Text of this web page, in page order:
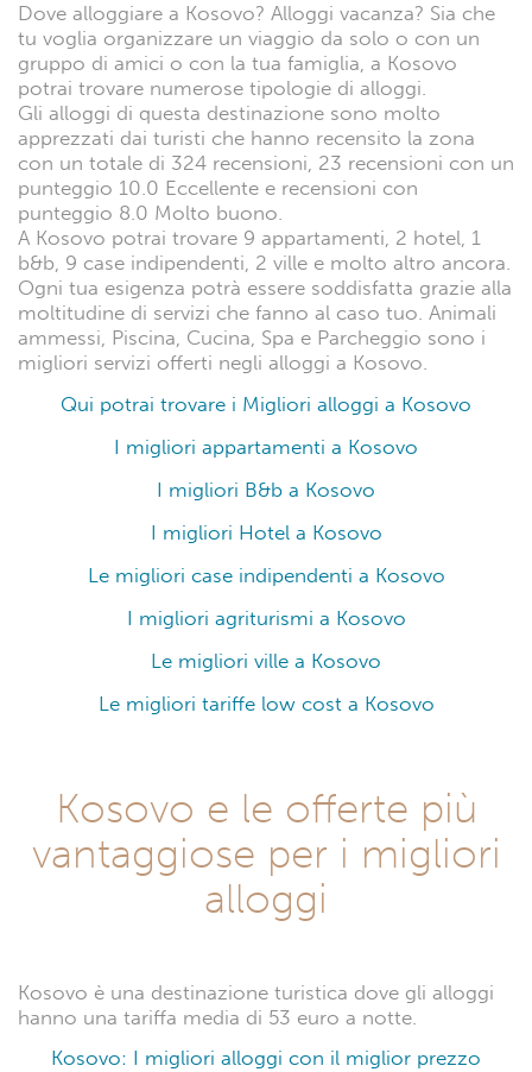
Dove alloggiare a Kosovo? Alloggi vacanza? Sia che
tu voglia organizzare un viaggio da solo o con un
gruppo di amici o con la tua famiglia, a Kosovo
potrai trovare numerose tipologie di alloggi.
Gli alloggi di questa destinazione sono molto
apprezzati dai turisti che hanno recensito la zona
con un totale di 324 recensioni, 23 recensioni con un
punteggio 10.0 Eccellente e recensioni con
punteggio 8.0 Molto buono.
A Kosovo potrai trovare 9 appartamenti, 2 hotel, 1
b&b, 9 case indipendenti, 2 ville e molto altro ancora.
Ogni tua esigenza potrà essere soddisfatta grazie alla
moltitudine di servizi che fanno al caso tuo. Animali
ammessi, Piscina, Cucina, Spa e Parcheggio sono i
migliori servizi offerti negli alloggi a Kosovo.
Qui potrai trovare i Migliori alloggi a Kosovo
I migliori appartamenti a Kosovo
I migliori B&b a Kosovo
I migliori Hotel a Kosovo
Le migliori case indipendenti a Kosovo
I migliori agriturismi a Kosovo
Le migliori ville a Kosovo
Le migliori tariffe low cost a Kosovo
Kosovo e le offerte più
vantaggiose per i migliori
alloggi
Kosovo è una destinazione turistica dove gli alloggi
hanno una tariffa media di 53 euro a notte.
Kosovo: I migliori alloggi con il miglior prezzo